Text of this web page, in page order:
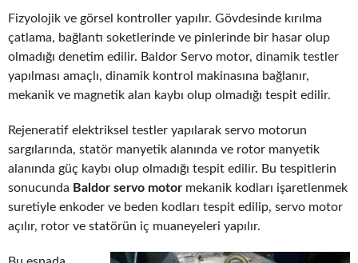
Fizyolojik ve görsel kontroller yapılır. Gövdesinde kırılma
çatlama, bağlantı soketlerinde ve pinlerinde bir hasar olup
olmadığı denetim edilir. Baldor Servo motor, dinamik testler
yapılması amaçlı, dinamik kontrol makinasına bağlanır,
mekanik ve magnetik alan kaybı olup olmadığı tespit edilir.
Rejeneratif elektriksel testler yapılarak servo motorun
sargılarında, statör manyetik alanında ve rotor manyetik
alanında güç kaybı olup olmadığı tespit edilir. Bu tespitlerin
sonucunda Baldor servo motor mekanik kodları işaretlenmek
suretiyle enkoder ve beden kodları tespit edilip, servo motor
açılır, rotor ve statörün iç muaneyeleri yapılır.